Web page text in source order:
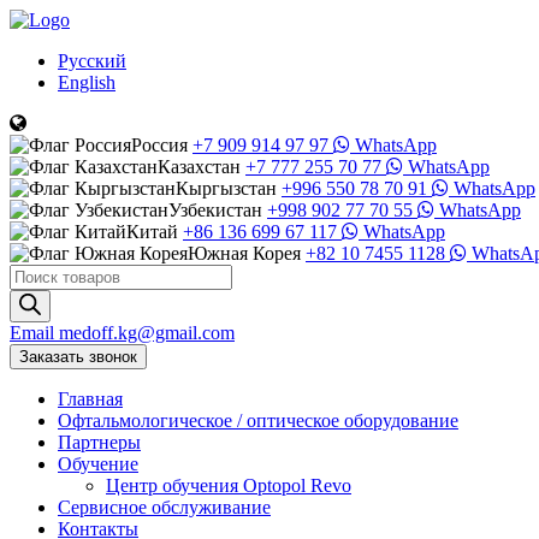
Русский
English
Россия +7 909 914 97 97
WhatsApp
Казахстан +7 777 255 70 77
WhatsApp
Кыргызстан +996 550 78 70 91
WhatsApp
Узбекистан +998 902 77 70 55
WhatsApp
Китай +86 136 699 67 117
WhatsApp
Южная Корея +82 10 7455 1128
Поиск
товаров
Email medoff.kg@gmail.com
Заказать звонок
Главная
Офтальмологическое / оптическое оборудование
Партнеры
Обучение
Центр обучения Оptopol Revo
Сервисное обслуживание
Контакты